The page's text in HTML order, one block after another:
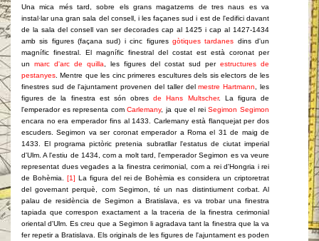
Una mica més tard, sobre els grans magatzems de tres naus es va
instal·lar una gran sala del consell, i les façanes sud i est de l'edifici davant
de la sala del consell van ser decorades cap al 1425 i cap al 1427-1434
amb sis figures (façana sud) i cinc figures gòtiques tardanes dins d'un
magnífic finestral. El magnífic finestral del costat est està coronat per
un marc d'arc de quilla , les figures del costat sud per estructures de
pestanyes . Mentre que les cinc primeres escultures dels sis electors de les
finestres sud de l'ajuntament provenen del taller delmestre Hartmann
, les
figures de la finestra est són obresde Hans Multscher. La figura de
l'emperador es representa comCarlemany, ja que el reiSegimon Segimon
encara no era emperador fins al 1433. Carlemany està flanquejat per dos
escuders. Segimon va ser coronat emperador a Roma el 31 de maig de
1433. El programa pictòric pretenia subratllar l'estatus de ciutat imperial
d'Ulm. A l'estiu de 1434, com a molt tard, l'emperador Segimon es va veure
representat dues vegades a la finestra cerimonial, com a rei d'Hongria i rei
de Bohèmia. [1] La figura del rei de Bohèmia es considera un criptoretrat
del governant perquè, com Segimon, té un nas distintiument corbat. Al
palau de residència de Segimon a Bratislava, es va trobar una finestra
tapiada que correspon exactament a la traceria de la finestra cerimonial
oriental d'Ulm. Es creu que a Segimon li agradava tant la finestra que la va
fer repetir a Bratislava. Els originals de les figures de l'ajuntament es poden